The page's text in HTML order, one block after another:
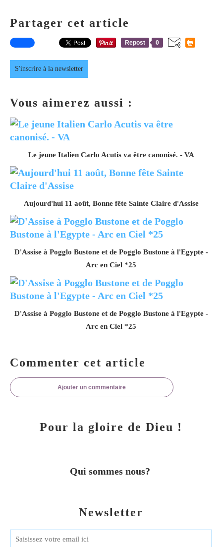
Partager cet article
Repost 0
S'inscrire à la newsletter
Vous aimerez aussi :
Le jeune Italien Carlo Acutis va être canonisé. - VA
Aujourd'hui 11 août, Bonne fête Sainte Claire d'Assise
D'Assise à Pogglo Bustone et de Pogglo Bustone à l'Egypte -
Arc en Ciel *25
D'Assise à Pogglo Bustone et de Pogglo Bustone à l'Egypte -
Arc en Ciel *25
Commenter cet article
Ajouter un commentaire
Newsletter
Pour la gloire de Dieu !
Qui sommes nous?